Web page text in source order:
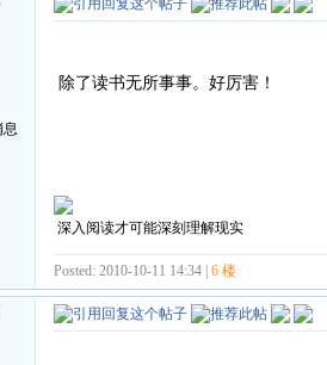
除了读书无所事事。好厉害！
深入阅读才可能深刻理解现实
Posted: 2010-10-11 14:34 | 6 楼